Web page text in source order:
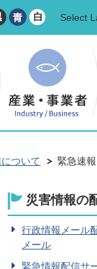
Select
ついて 緊急速
災害情報の
行政情報メール
メール
緊急情報配信サ